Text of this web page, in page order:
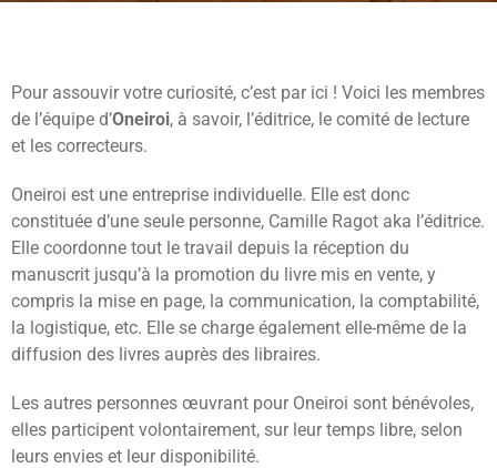
Pour assouvir votre curiosité, c’est par ici ! Voici les membres
de l’équipe d’Oneiroi, à savoir, l’éditrice, le comité de lecture
et les correcteurs.
Oneiroi est une entreprise individuelle. Elle est donc
constituée d’une seule personne, Camille Ragot aka l’éditrice.
Elle coordonne tout le travail depuis la réception du
manuscrit jusqu’à la promotion du livre mis en vente, y
compris la mise en page, la communication, la comptabilité,
la logistique, etc. Elle se charge également elle-même de la
diffusion des livres auprès des libraires.
Les autres personnes œuvrant pour Oneiroi sont bénévoles,
elles participent volontairement, sur leur temps libre, selon
leurs envies et leur disponibilité.